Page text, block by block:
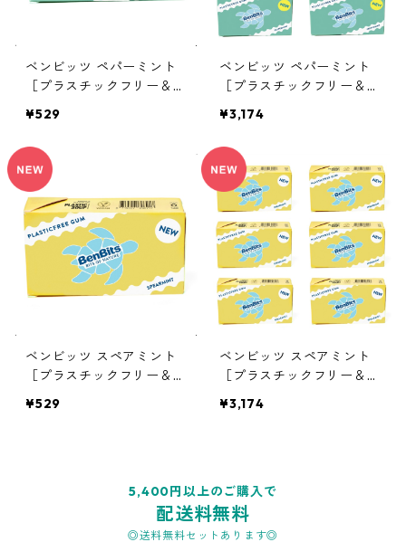
ベンビッツ ペパーミント
［プラスチックフリー＆プ
ガム］ 1個（18g）
¥529
ベンビッツ ペパーミント
［プラスチックフリー＆プ
ガム］ 6個 (18g×6個)
¥3,174
ベンビッツ スペアミント
［プラスチックフリー＆プ
ガム］ 1個（18g）
¥529
ベンビッツ スペアミント
［プラスチックフリー＆プ
ガム］ 6個 (18g×6個)
¥3,174
5,400円以上のご購入で
配送料無料
◎送料無料セットあります◎